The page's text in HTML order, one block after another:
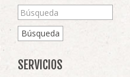
Búsqueda
SERVICIOS